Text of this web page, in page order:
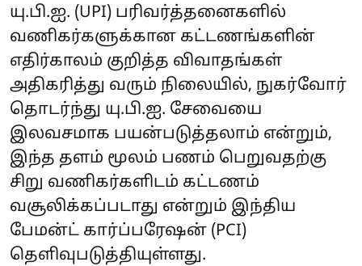
யு.பி.ஐ. (UPI) பரிவர்த்தனைகளில்
வணிகர்களுக்கான கட்டணங்களின்
எதிர்காலம் குறித்த விவாதங்கள்
அதிகரித்து வரும் நிலையில், நுகர்வோர்
தொடர்ந்து யு.பி.ஐ. சேவையை
இலவசமாக பயன்படுத்தலாம் என்றும்,
இந்த தளம் மூலம் பணம் பெறுவதற்கு
சிறு வணிகர்களிடம் கட்டணம்
வசூலிக்கப்படாது என்றும் இந்திய
பேமன்ட் கார்ப்பரேஷன் (PCI)
தெளிவுபடுத்தியுள்ளது.